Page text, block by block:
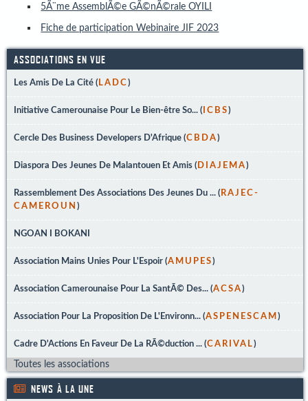
5Ã¨me AssemblÃ©e GÃ©nÃ©rale OYILI
Fiche de participation Webinaire JIF 2023
ASSOCIATIONS EN VUE
Les Amis De La Cité ( LADC)
Initiative Camerounaise Pour Le Bien-être So... ( ICBS)
Cercle Des Business Developers D'Afrique (CBDA)
Diaspora Des Jeunes De Malantouen Et Amis ( DIAJEMA)
Rassemblement Des Associations Des Jeunes Du ... ( RAJEC-
CAMEROUN )
NGOAN I BOKANI
Association Mains Unies Pour L'Espoir (AMUPES)
Association Camerounaise Pour La SantÃ© Des... (ACSA)
Association Pour La Proposition De L'Environn... (ASPENESCAM )
Cadre D'Actions En Faveur De La RÃ©duction ... (CARIVAL)
Toutes les associations
NEWS À LA UNE